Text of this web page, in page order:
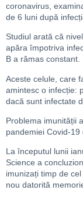
coronavirus,
de 6 luni după
Studiul arată că
apăra împotriva
B a rămas constant.
Aceste celule, care
amintesc o infecție:
dacă sunt infectate
Problema imunității
pandemiei Covid-19
La începutul lunii
Science a
imunizați timp de
nou datorită